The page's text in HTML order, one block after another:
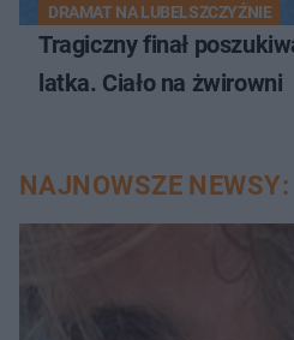
DRAMAT NA LUBELSZCZYŹNIE
Tragiczny finał
latka. Ciało na żwirowni
NAJNOWSZE NEWSY: